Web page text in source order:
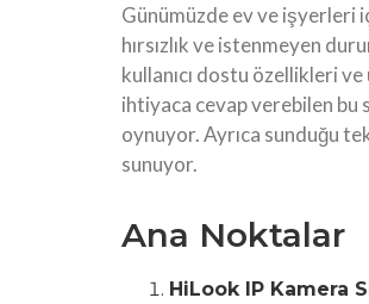
Günümüzde ev ve işyerleri
hırsızlık ve istenmeyen
kullanıcı dostu özellikleri
ihtiyaca cevap verebilen
oynuyor. Ayrıca sunduğu
sunuyor.
Ana Noktalar
HiLook IP Kamera